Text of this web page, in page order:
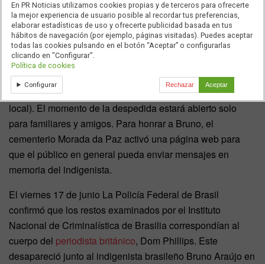
Por otro lado el velorio del indigenista Bruno Pereira será
este 24 de junio, en el
Paulista, Pernambuco, a partir de las 9.00 horas (hora
local). La cremación está prevista para las 15.00 (hora
local). El momento de la despedida estará abierto solo
para familiares y amigos. Para honrar a Bruno, el
cementerio Morada da Paz activó una página web para
que el público en general pueda enviar mensajes en
memoria del indigenista.
El viernes 17 de junio La Policía Federal de Brasil
confirmó que los restos examinados por el Instituto
Nacional de Criminalística de Brasilia correspondían al
cuerpo del periodista británico, Dom Phillips. Este
desapareció junto al indigenista brasileño Bruno Araújo en
En PR Noticias utilizamos cookies propias y de terceros para ofrecerte
la mejor experiencia de usuario posible al recordar tus preferencias,
elaborar estadísticas de uso y ofrecerte publicidad basada en tus
hábitos de navegación (por ejemplo, páginas visitadas). Puedes aceptar
todas las cookies pulsando en el botón “Aceptar” o configurarlas
clicando en "Configurar".
Política de cookies
Configurar Rechazar Aceptar